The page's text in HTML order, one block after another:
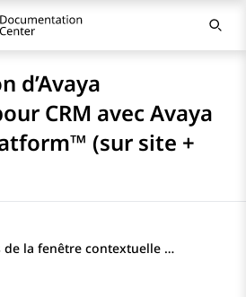
d’Avaya
CRM avec Avaya
(sur site +
Données avancées de la fenêtre contextuelle : Processus personnalisés